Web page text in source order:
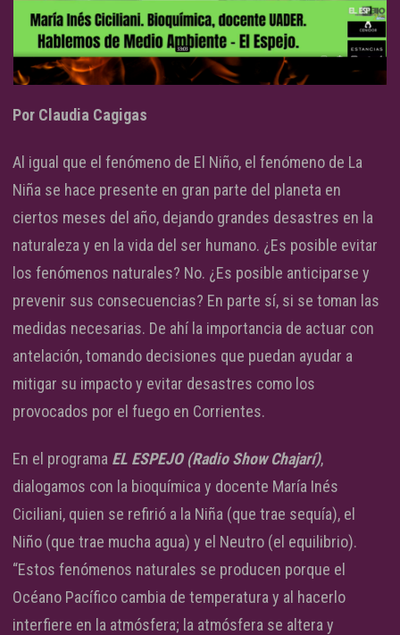
Por Claudia Cagigas
Al igual que el fenómeno de El Niño, el fenómeno de La
Niña se hace presente en gran parte del planeta en
ciertos meses del año, dejando grandes desastres en la
naturaleza y en la vida del ser humano. ¿Es posible evitar
los fenómenos naturales? No. ¿Es posible anticiparse y
prevenir sus consecuencias? En parte sí, si se toman las
medidas necesarias. De ahí la importancia de actuar con
antelación, tomando decisiones que puedan ayudar a
mitigar su impacto y evitar desastres como los
provocados por el fuego en Corrientes.
En el programa EL ESPEJO (Radio Show Chajarí),
dialogamos con la bioquímica y docente María Inés
Ciciliani, quien se refirió a la Niña (que trae sequía), el
Niño (que trae mucha agua) y el Neutro (el equilibrio).
“Estos fenómenos naturales se producen porque el
Océano Pacífico cambia de temperatura y al hacerlo
interfiere en la atmósfera; la atmósfera se altera y